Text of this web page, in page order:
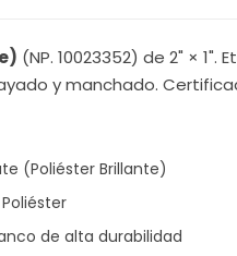
(NP. 10023352) de 2" ×
y manchado.
(Poliéster Brillante)
de alta durabilidad